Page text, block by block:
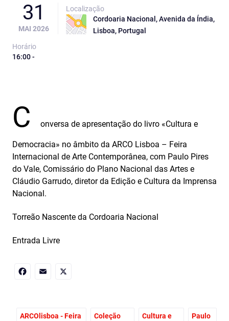
31
MAI 2026
Localização
Cordoaria Nacional, Avenida da Índia,
Lisboa, Portugal
Horário
16:00 -
C onversa de apresentação do livro «Cultura e
Democracia» no âmbito da ARCO Lisboa – Feira
Internacional de Arte Contemporânea, com Paulo Pires
do Vale, Comissário do Plano Nacional das Artes e
Cláudio Garrudo, diretor da Edição e Cultura da Imprensa
Nacional.
Torreão Nascente da Cordoaria Nacional
Entrada Livre
ARCOlisboa - Feira
Coleção
Cultura e
Paulo